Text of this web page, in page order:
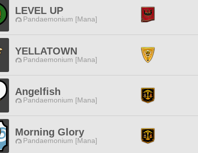
LEVEL UP
Pandaemonium [Mana]
YELLATOWN
Pandaemonium [Mana]
Angelfish
Pandaemonium [Mana]
Morning Glory
Pandaemonium [Mana]